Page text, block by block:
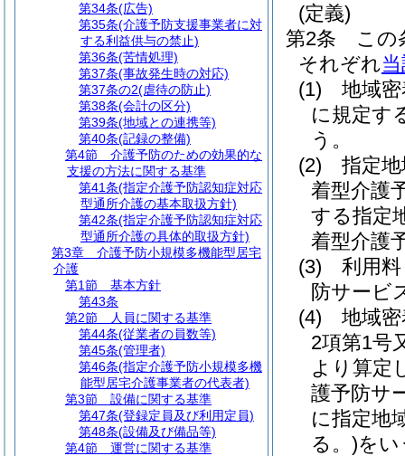
(定義)
第2条
この
それぞれ
(1)
地域
に規定す
う。
(2)
指定
着型介護
する指定
着型介護
(3)
利用
防サービ
(4)
地域
2項第1号
より算定
護予防サ
に指定地
る。)をい
第34条(広告)
第35条(介護予防支援事業者に対
する利益供与の禁止)
第36条(苦情処理)
第37条(事故発生時の対応)
第37条の2(虐待の防止)
第38条(会計の区分)
第39条(地域との連携等)
第40条(記録の整備)
第4節
介護予防のための効果的な
支援の方法に関する基準
第41条(指定介護予防認知症対応
型通所介護の基本取扱方針)
第42条(指定介護予防認知症対応
型通所介護の具体的取扱方針)
第3章
介護予防小規模多機能型居宅
介護
第1節
基本方針
第43条
第2節
人員に関する基準
第44条(従業者の員数等)
第45条(管理者)
第46条(指定介護予防小規模多機
能型居宅介護事業者の代表者)
第3節
設備に関する基準
第47条(登録定員及び利用定員)
第48条(設備及び備品等)
第4節
運営に関する基準